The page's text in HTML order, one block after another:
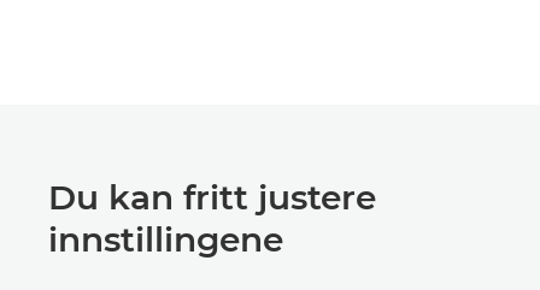
Du kan fritt justere
innstillingene